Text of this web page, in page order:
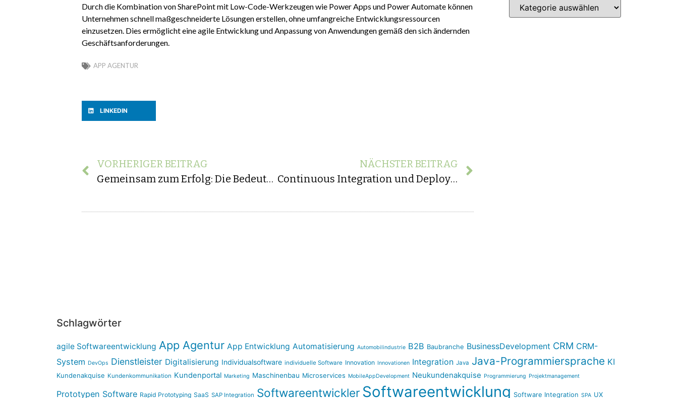
Durch die Kombination von SharePoint mit Low-Code-Werkzeugen wie Power Apps und Power Automate können
Unternehmen schnell maßgeschneiderte Lösungen erstellen, ohne umfangreiche Entwicklungsressourcen
einzusetzen. Dies ermöglicht eine agile Entwicklung und Anpassung von Anwendungen gemäß den sich ändernden
Geschäftsanforderungen.
APP AGENTUR
LINKEDIN
VORHERIGER BEITRAG
Gemeinsam zum Erfolg: Die Bedeutung von Kommunikation und Feedback in der individuellen Softwareentwicklung
NÄCHSTER BEITRAG
Continuous Integration und Deployment (CI/CD): Eine tiefergehende Analyse von CI/CD-Pipelines
Schlagwörter
agile Softwareentwicklung App Agentur App Entwicklung Automatisierung Automobilindustrie B2B Baubranche BusinessDevelopment CRM CRM-
System DevOps Dienstleister Digitalisierung Individualsoftware individuelle Software Innovation Innovationen Integration Java Java-Programmiersprache KI
Kundenakquise Kundenkommunikation Kundenportal Marketing Maschinenbau Microservices MobileAppDevelopment Neukundenakquise Programmierung Projektmanagement
Prototypen Software Rapid Prototyping SaaS SAP Integration Softwareentwickler Softwareentwicklung Software Integration SPA UX